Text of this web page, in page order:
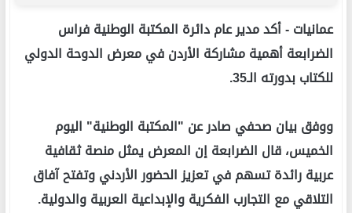
عمانيات -أكد مدير عام دائرة المكتبة الوطنية فراس
الضرابعة أهمية مشاركة الأردن في معرض الدوحة الدولي
للكتاب بدورته الـ35.
ووفق بيان صحفي صادر عن "المكتبة الوطنية" اليوم
الخميس، قال الضرابعة إن المعرض يمثل منصة ثقافية
عربية رائدة تسهم في تعزيز الحضور الأردني وتفتح آفاق
التلاقي مع التجارب الفكرية والإبداعية العربية والدولية.